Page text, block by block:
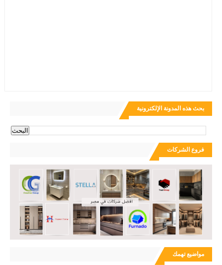
بحث هذه المدونة الإلكترونية
فروع الشركات
مواضيع تهمك